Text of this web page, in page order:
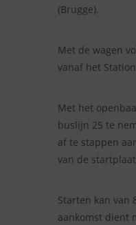
(Brugge).
Met de wagen
vanaf het
Met het
buslijn 25 te
af te stappen
van de
Starten kan van
aankomst dient